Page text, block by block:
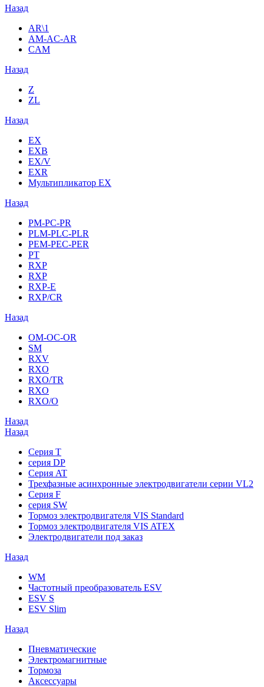
Назад
AR\1
AM-AC-AR
CAM
Назад
Z
ZL
Назад
EX
EXB
EX/V
EXR
Мультипликатор EX
Назад
PM-PC-PR
PLM-PLC-PLR
PEM-PEC-PER
PT
RXP
RXP
RXP-E
RXP/CR
Назад
OM-OC-OR
SM
RXV
RXO
RXO/TR
RXO
RXO/O
Назад
Назад
Серия T
серия DP
Серия AT
Трехфазные асинхронные электродвигатели серии VL2
Серия F
серия SW
Тормоз электродвигателя VIS Standard
Тормоз электродвигателя VIS ATEX
Электродвигатели под заказ
Назад
WM
Частотный преобразователь ESV
ESV S
ESV Slim
Назад
Пневматические
Электромагнитные
Тормоза
Аксессуары